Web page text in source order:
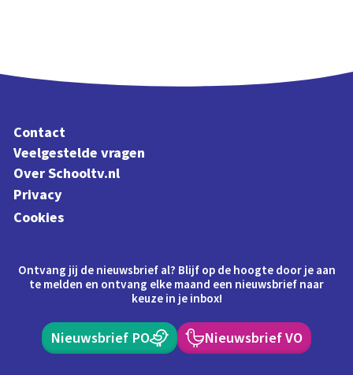
Contact
Veelgestelde vragen
Over Schooltv.nl
Privacy
Cookies
Ontvang jij de nieuwsbrief al? Blijf op de hoogte door je aan
te melden en ontvang elke maand een nieuwsbrief naar
keuze in je inbox!
Nieuwsbrief PO Nieuwsbrief VO